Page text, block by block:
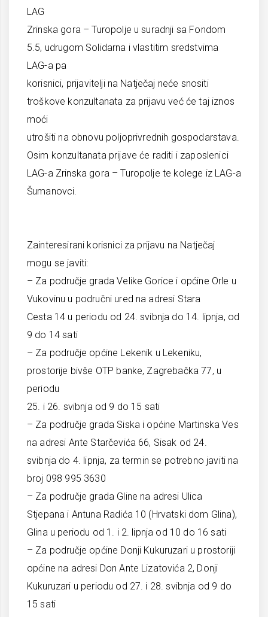
LAG
Zrinska gora – Turopolje u suradnji sa Fondom
5.5, udrugom Solidarna i vlastitim sredstvima
LAG-a pa
korisnici, prijavitelji na Natječaj neće snositi
troškove konzultanata za prijavu već će taj iznos
moći
utrošiti na obnovu poljoprivrednih gospodarstava.
Osim konzultanata prijave će raditi i zaposlenici
LAG-a Zrinska gora – Turopolje te kolege iz LAG-a
Šumanovci.
Zainteresirani korisnici za prijavu na Natječaj
mogu se javiti:
– Za područje grada Velike Gorice i općine Orle u
Vukovinu u područni ured na adresi Stara
Cesta 14 u periodu od 24. svibnja do 14. lipnja, od
9 do 14 sati
– Za područje općine Lekenik u Lekeniku,
prostorije bivše OTP banke, Zagrebačka 77, u
periodu
25. i 26. svibnja od 9 do 15 sati
– Za područje grada Siska i općine Martinska Ves
na adresi Ante Starčevića 66, Sisak od 24.
svibnja do 4. lipnja, za termin se potrebno javiti na
broj 098 995 3630
– Za područje grada Gline na adresi Ulica
Stjepana i Antuna Radića 10 (Hrvatski dom Glina),
Glina u periodu od 1. i 2. lipnja od 10 do 16 sati
– Za područje općine Donji Kukuruzari u prostoriji
općine na adresi Don Ante Lizatovića 2, Donji
Kukuruzari u periodu od 27. i 28. svibnja od 9 do
15 sati